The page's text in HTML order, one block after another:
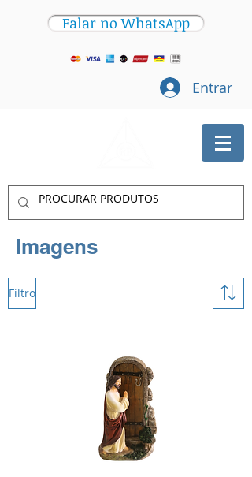
Falar no WhatsApp
Entrar
Imagens
Filtro